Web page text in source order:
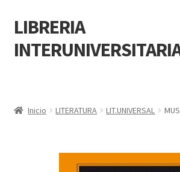
LIBRERIA
Carrito
Inicio LITERATURA LIT.UNIVERSAL